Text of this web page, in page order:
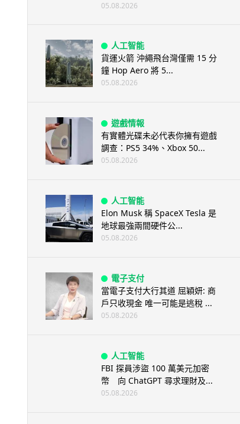
05.08.2026
人工智能
貨運火箭 沖繩飛台灣僅需 15 分
鐘 Hop Aero 將 5...
05.08.2026
遊戲情報
有實體光碟未必代表你擁有遊戲
調查：PS5 34%、Xbox 50...
05.08.2026
人工智能
Elon Musk 稱 SpaceX Tesla 是
地球最強兩間硬件公...
05.08.2026
電子支付
當電子支付大行其道 屈穎妍: 商
戶只收現金 唯一可能是逃稅 ...
05.08.2026
人工智能
FBI 探員涉盜 100 萬美元加密
幣 向 ChatGPT 尋求理財及...
05.08.2026